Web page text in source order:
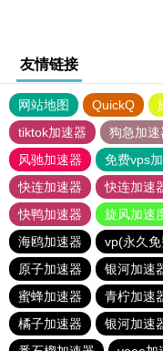
友情链接
网站地图 QuickQ
tiktok加速器
狗急加速
风驰加速器
免费vps
快连加速器
快连加速
快鸭加速器
旋风加速
海鸥加速器
vp(永久
原子加速器
银河加速
蜜蜂加速器
青柠加速
橘子加速器
银河加速